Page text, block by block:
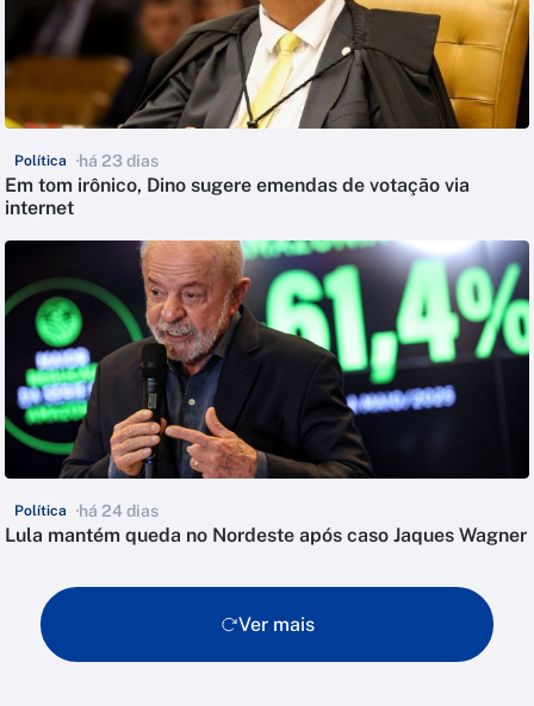
Política há 23 dias
Em tom irônico, Dino sugere emendas de votação via
internet
Política há 24 dias
Lula mantém queda no Nordeste após caso Jaques Wagner
Ver mais